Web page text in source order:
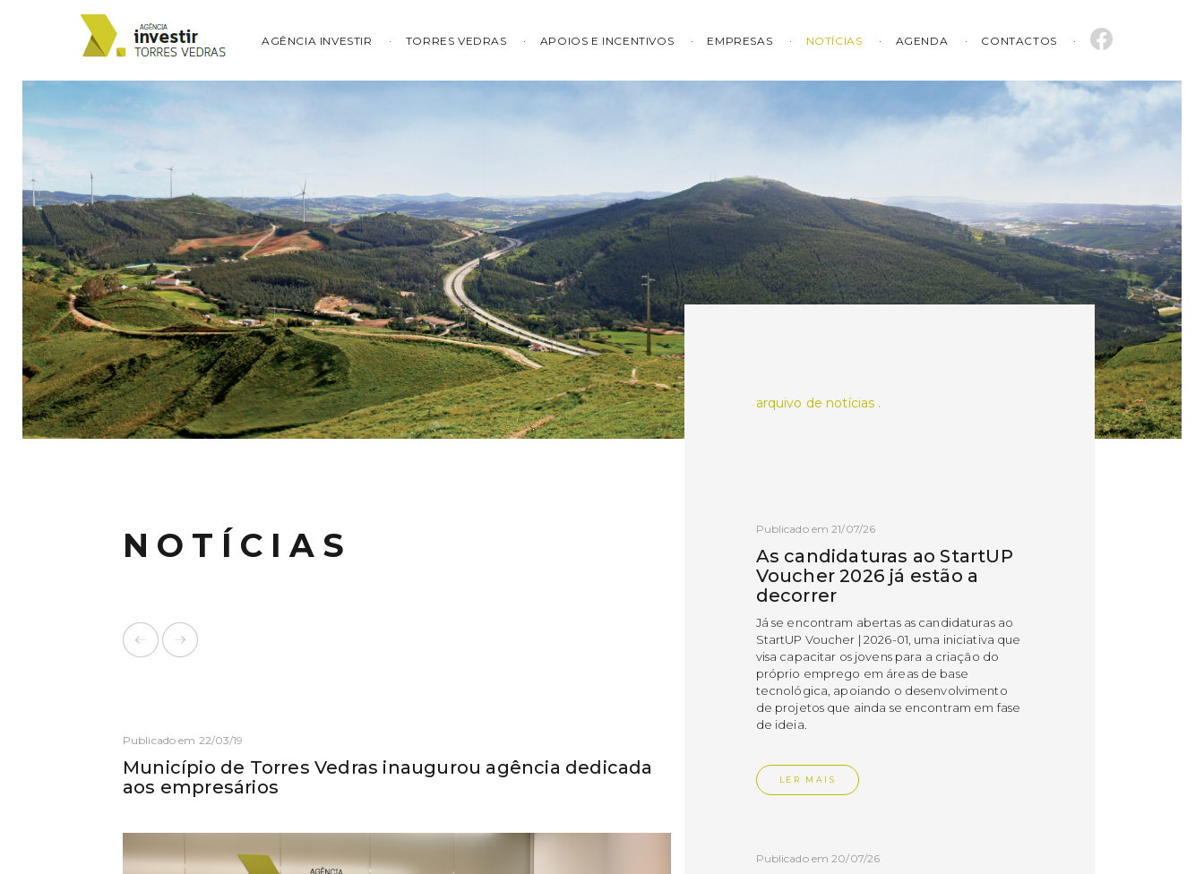
AGÊNCIA INVESTIR TORRES VEDRAS APOIOS E INCENTIVOS EMPRESAS NOTÍCIAS AGENDA CONTACTOS
NOTÍCIAS
Publicado em 22/03/19
Município de Torres Vedras inaugurou agência dedicada
aos empresários
arquivo de notícias .
Publicado em 21/07/26
As candidaturas ao StartUP
Voucher 2026 já estão a
decorrer
Já se encontram abertas as candidaturas ao
StartUP Voucher | 2026-01, uma iniciativa que
visa capacitar os jovens para a criação do
próprio emprego em áreas de base
tecnológica, apoiando o desenvolvimento
de projetos que ainda se encontram em fase
de ideia.
LER MAIS
Publicado em 20/07/26